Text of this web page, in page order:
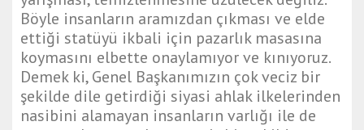
Böyle insanların aramızdan çıkması ve elde
ettiği statüyü ikbali için pazarlık masasına
koymasını elbette onaylamıyor ve kınıyoruz.
Demek ki, Genel Başkanımızın çok veciz bir
şekilde dile getirdiği siyasi ahlak ilkelerinden
nasibini alamayan insanların varlığı ile de